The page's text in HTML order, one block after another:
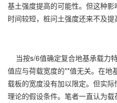
基土强度提高的可能性。但这种
时间较短，桩问土强度还来不及提
当按s/6值确定复合地基承载力
值应与荷载宽度的**值无关。在地
载板的宽度没有加以限定。但实
理论的假设条件。笔者一直认为